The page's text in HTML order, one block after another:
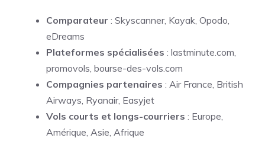
Comparateur : Skyscanner, Kayak, Opodo,
eDreams
Plateformes spécialisées : lastminute.com,
promovols, bourse-des-vols.com
Compagnies partenaires : Air France, British
Airways, Ryanair, Easyjet
Vols courts et longs-courriers : Europe,
Amérique, Asie, Afrique